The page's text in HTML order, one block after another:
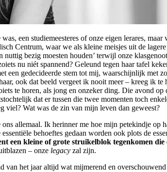
een studiemeesteres of onze eigen lerares,
Centrum, waar we als kleine meisjes uit de
bezig moesten houden’ terwijl onze
nu niét spannend? Geleund tegen haar tafel
een gedecideerde stem tot mij, waarschijnlijk
ook dat beeld vergeet ik nooit meer – kreeg ik
te horen, als jong en onzeker ding. Die avond
dat er tussen die twee momenten toch
viel? Wat was de zin van mijn leven dan geweest?
allemaal. Ik herinner me hoe mijn petekindje
behoeftes gedaan worden ook plots de
een kleine of grote struikelblok tegenkomen
– onze legacy zal zijn.
van het jaar altijd wat mijmerend en